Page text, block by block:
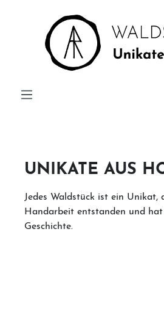
Zum Hauptinhalt springen
UNIKATE AUS
Jedes Waldstück ist ein Unikat,
Handarbeit entstanden und
Geschichte.